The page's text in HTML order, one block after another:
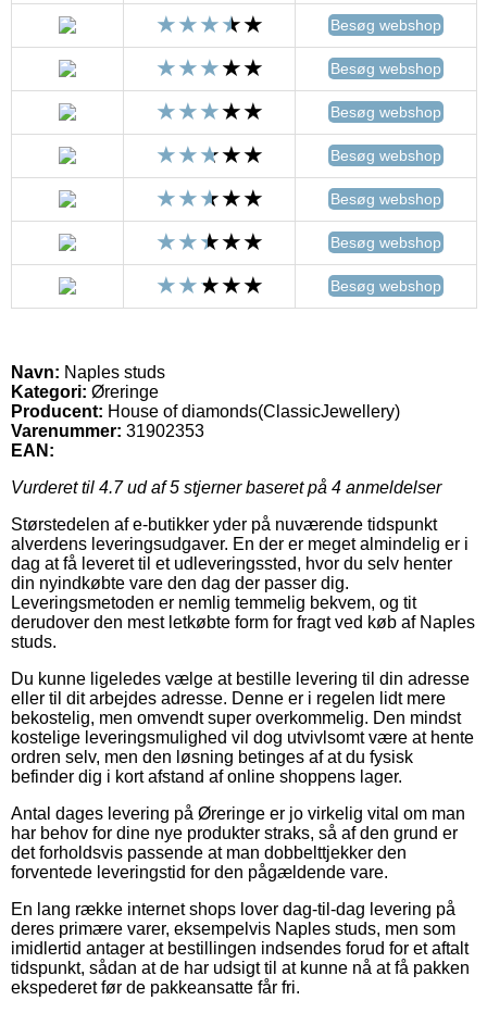
Besøg webshop
Besøg webshop
Besøg webshop
Besøg webshop
Besøg webshop
Besøg webshop
Besøg webshop
Navn: Naples studs
Kategori: Øreringe
Producent: House of diamonds(ClassicJewellery)
Varenummer: 31902353
EAN:
Vurderet til 4.7ud af 5 stjerner baseret på 4 anmeldelser
Størstedelen af e-butikker yder på nuværende tidspunkt
alverdens leveringsudgaver. En der er meget almindelig er i
dag at få leveret til et udleveringssted, hvor du selv henter
din nyindkøbte vare den dag der passer dig.
Leveringsmetoden er nemlig temmelig bekvem, og tit
derudover den mest letkøbte form for fragt ved køb af Naples
studs.
Du kunne ligeledes vælge at bestille levering til din adresse
eller til dit arbejdes adresse. Denne er i regelen lidt mere
bekostelig, men omvendt super overkommelig. Den mindst
kostelige leveringsmulighed vil dog utvivlsomt være at hente
ordren selv, men den løsning betinges af at du fysisk
befinder dig i kort afstand af online shoppens lager.
Antal dages levering på Øreringe er jo virkelig vital om man
har behov for dine nye produkter straks, så af den grund er
det forholdsvis passende at man dobbelttjekker den
forventede leveringstid for den pågældende vare.
En lang række internet shops lover dag-til-dag levering på
deres primære varer, eksempelvis Naples studs, men som
imidlertid antager at bestillingen indsendes forud for et aftalt
tidspunkt, sådan at de har udsigt til at kunne nå at få pakken
ekspederet før de pakkeansatte får fri.